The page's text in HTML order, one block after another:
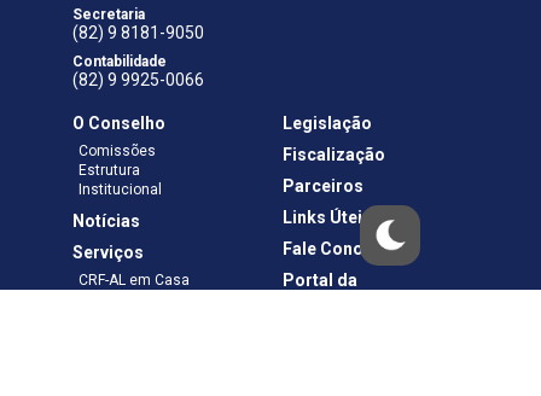
Secretaria
(82) 9 8181-9050
Contabilidade
(82) 9 9925-0066
O Conselho
Comissões
Estrutura
Institucional
Notícias
Serviços
CRF-AL em Casa
Legislação
Fiscalização
Parceiros
Links Úteis
Fale Conosco
Portal da